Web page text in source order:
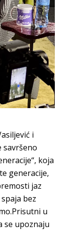
i
savršeno
koja
generacije,
jaz
bez
u
se upoznaju